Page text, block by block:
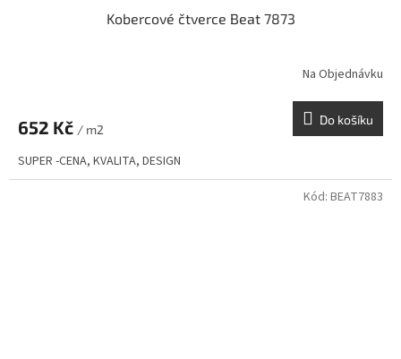
Kobercové čtverce Beat 7873
Na Objednávku
652 Kč / m2
Do košíku
SUPER -CENA, KVALITA, DESIGN
Kód: BEAT7883